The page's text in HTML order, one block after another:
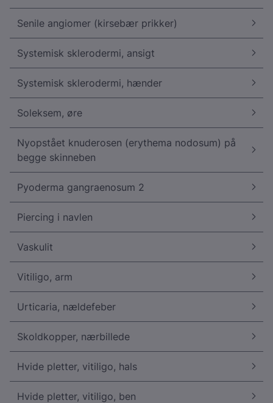
Senile angiomer (kirsebær prikker)
Systemisk sklerodermi, ansigt
Systemisk sklerodermi, hænder
Soleksem, øre
Nyopstået knuderosen (erythema nodosum) på
begge skinneben
Pyoderma gangraenosum 2
Piercing i navlen
Vaskulit
Vitiligo, arm
Urticaria, nældefeber
Skoldkopper, nærbillede
Hvide pletter, vitiligo, hals
Hvide pletter, vitiligo, ben